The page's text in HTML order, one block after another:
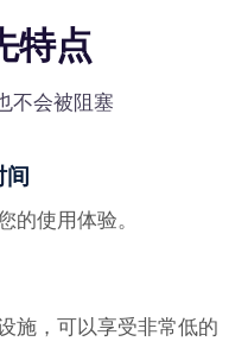
特点
不会被阻塞
间
的使用体验。
施，可以享受非常低的